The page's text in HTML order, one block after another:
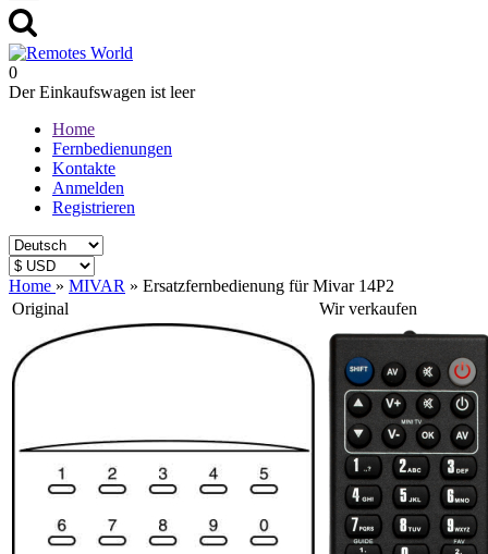
0
Der Einkaufswagen ist leer
Home
Fernbedienungen
Kontakte
Anmelden
Registrieren
Home » MIVAR » Ersatzfernbedienung für Mivar 14P2
Original
Wir verkaufen